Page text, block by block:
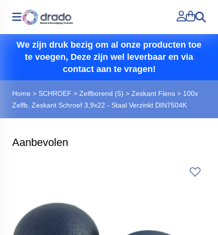
Zoeken
We zijn druk bezig om al onze producten toe
te voegen, Deze zijn wel leverbaar en via
contact aan te vragen!
Home > SCHROEF > Zelfborend (5) > Zeskant Flens > 100x
Zelfb. Zeskant Schroef 3,9x22 - Staal Verzinkt DIN7504K
Aanbevolen